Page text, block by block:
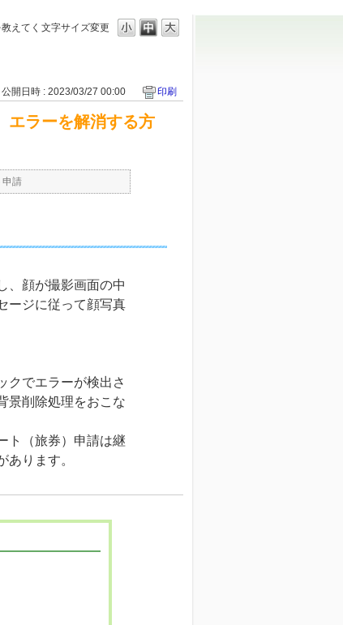
文字サイズ変更
えてく
公開日時 : 2023/03/27 00:00 印刷
エラーを解消する方
申請
、顔が撮影画面の中
ージに従って顔写真
クでエラーが検出さ
景削除処理をおこな
ト（旅券）申請は継
ります。